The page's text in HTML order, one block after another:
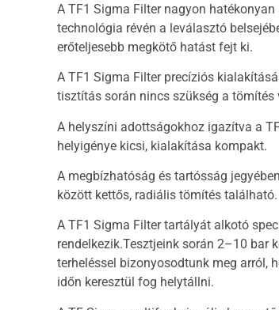
A TF1 Sigma Filter nagyon
technológia révén a leválasztó
erőteljesebb megkötő hatást fejt ki.
A TF1 Sigma Filter precíziós
tisztítás során nincs szükség a tömítés
A helyszíni adottságokhoz igazítva a
helyigénye kicsi, kialakítása kompakt.
A megbízhatóság és tartósság
között kettős, radiális tömítés található.
A TF1 Sigma Filter tartályát alkotó
rendelkezik.Tesztjeink során 2–10 bar
terheléssel bizonyosodtunk meg arról,
időn keresztül fog helytállni.